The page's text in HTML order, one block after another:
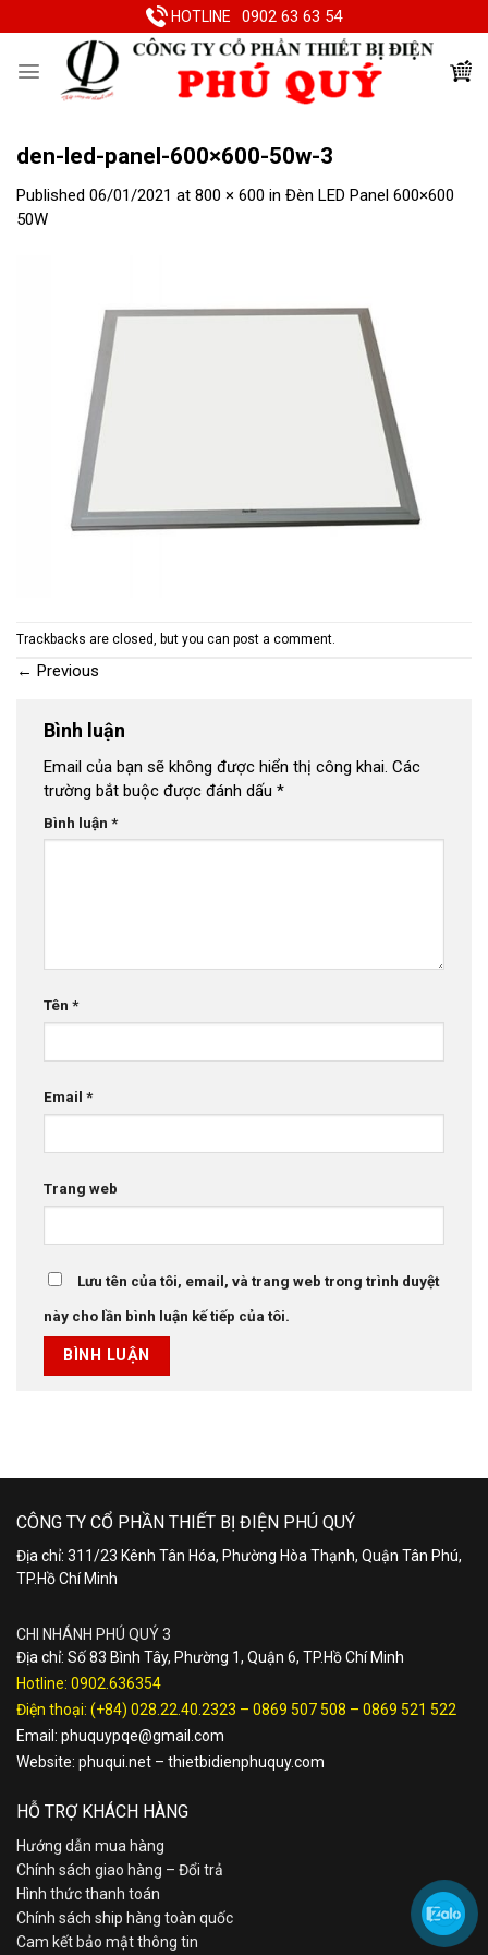
to
HOTLINE 0902 63 63 54
den-led-panel-600×600-50w-3
Published 06/01/2021 at 800 × 600 in Đèn LED Panel 600×600
50W
Trackbacks are closed, but you can post a comment.
← Previous
Bình luận
Email của bạn sẽ không được hiển thị công khai. Các
trường bắt buộc được đánh dấu *
Bình luận *
Tên *
Email *
Trang web
Lưu tên của tôi, email, và trang web trong trình duyệt
này cho lần bình luận kế tiếp của tôi.
CÔNG TY CỔ PHẦN THIẾT BỊ ĐIỆN PHÚ QUÝ
Địa chỉ: 311/23 Kênh Tân Hóa, Phường Hòa Thạnh, Quận Tân Phú,
TP.Hồ Chí Minh
CHI NHÁNH PHÚ QUÝ 3
Địa chỉ: Số 83 Bình Tây, Phường 1, Quận 6, TP.Hồ Chí Minh
Hotline: 0902.636354
Điện thoại: (+84) 028.22.40.2323 – 0869 507 508 – 0869 521 522
Email: phuquypqe@gmail.com
Website: phuqui.net – thietbidienphuquy.com
HỖ TRỢ KHÁCH HÀNG
Hướng dẫn mua hàng
Chính sách giao hàng – Đổi trả
Hình thức thanh toán
Chính sách ship hàng toàn quốc
Cam kết bảo mật thông tin